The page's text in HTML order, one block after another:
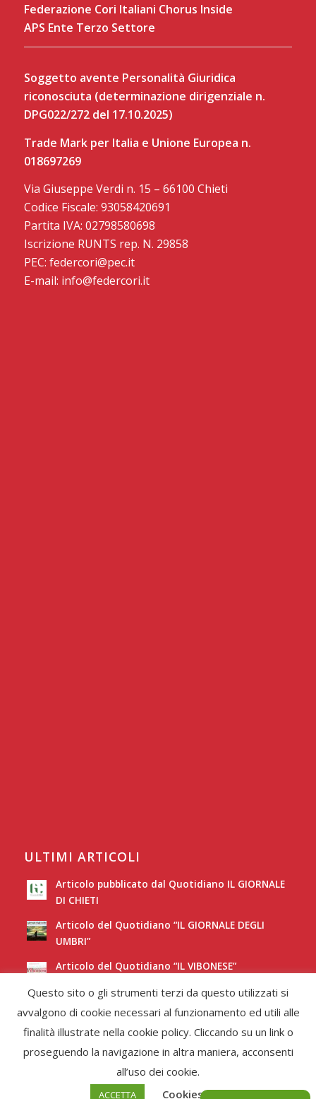
Federazione Cori Italiani Chorus Inside
APS Ente Terzo Settore
Soggetto avente Personalità Giuridica
riconosciuta (determinazione dirigenziale n.
DPG022/272 del 17.10.2025)
Trade Mark per Italia e Unione Europea n.
018697269
Via Giuseppe Verdi n. 15 – 66100 Chieti
Codice Fiscale: 93058420691
Partita IVA: 02798580698
Iscrizione RUNTS rep. N. 29858
PEC: federcori@pec.it
E-mail: info@federcori.it
ULTIMI ARTICOLI
Articolo pubblicato dal Quotidiano IL GIORNALE
DI CHIETI
Articolo del Quotidiano “IL GIORNALE DEGLI
UMBRI”
Articolo del Quotidiano “IL VIBONESE”
Articolo del Quotidiano “LA NUOVA SARDEGNA”
Questo sito o gli strumenti terzi da questo utilizzati si
avvalgono di cookie necessari al funzionamento ed utili alle
finalità illustrate nella cookie policy. Cliccando su un link o
proseguendo la navigazione in altra maniera, acconsenti
all’uso dei cookie.
ACCETTA Cookies Policy